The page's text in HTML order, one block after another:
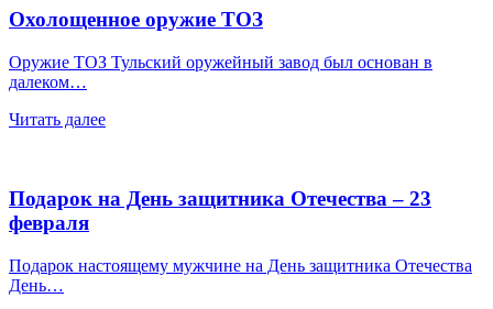
Охолощенное оружие ТОЗ
Оружие ТОЗ Тульский оружейный завод был основан в
далеком…
Читать далее
Подарок на День защитника Отечества – 23
февраля
Подарок настоящему мужчине на День защитника Отечества
День…